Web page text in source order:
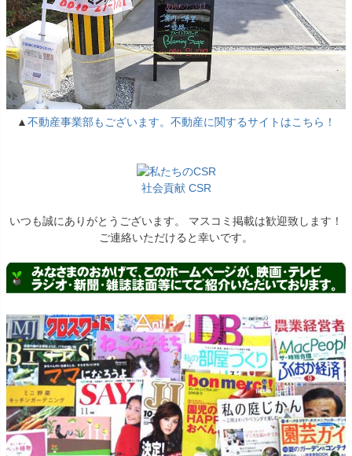
▲不動産事業部もございます。不動産に関するサイトはこちら！
社会貢献 CSR
いつも誠にありがとうございます。 マスコミ掲載は歓迎致します！
ご連絡いただけると幸いです。